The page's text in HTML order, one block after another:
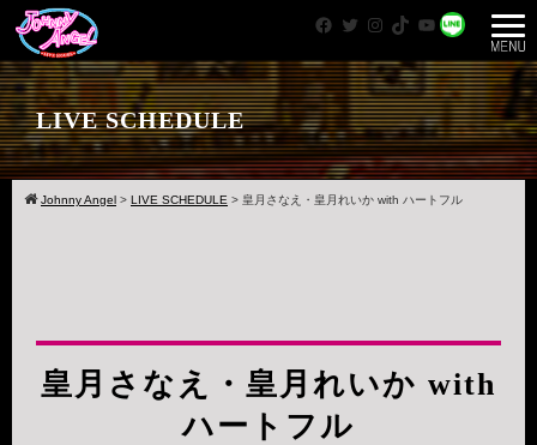
Facebook
Twitter
Instagram
TikTok
YouTube
WhatsApp
LIVE SCHEDULE
Johnny Angel > LIVE SCHEDULE > 皇月さなえ・皇月れいか with ハートフル
皇月さなえ・皇月れいか with
ハートフル